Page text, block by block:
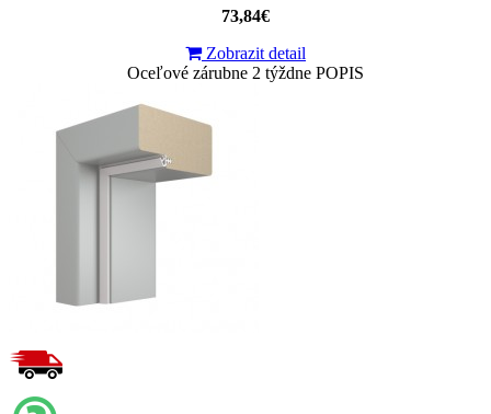
73,84€
Zobrazit detail
Oceľové zárubne 2 týždne POPIS